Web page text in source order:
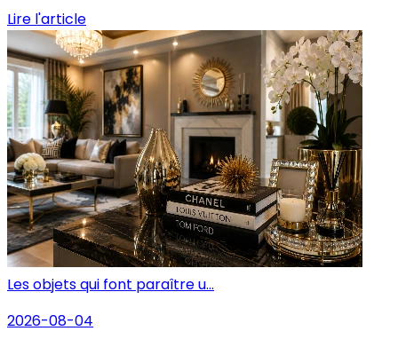
Lire l'article
Les objets qui font paraître u...
2026-08-04